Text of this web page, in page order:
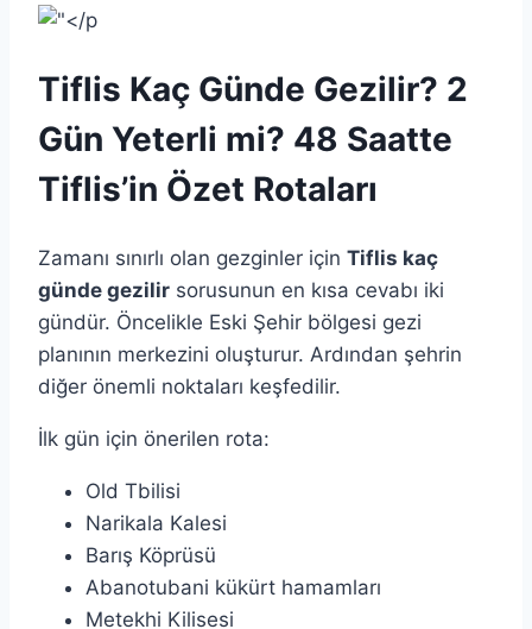
Tiflis Kaç Günde Gezilir? 2
Gün Yeterli mi? 48 Saatte
Tiflis’in Özet Rotaları
Zamanı sınırlı olan gezginler için Tiflis kaç
günde gezilir sorusunun en kısa cevabı iki
gündür. Öncelikle Eski Şehir bölgesi gezi
planının merkezini oluşturur. Ardından şehrin
diğer önemli noktaları keşfedilir.
İlk gün için önerilen rota:
Old Tbilisi
Narikala Kalesi
Barış Köprüsü
Abanotubani kükürt hamamları
Metekhi Kilisesi